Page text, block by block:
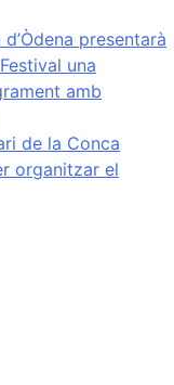
presentarà
una
amb
de la Conca
organitzar el